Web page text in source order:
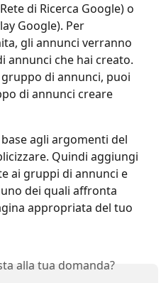
di Ricerca Google) o
Google). Per
gli annunci verranno
annunci che hai creato.
di annunci, puoi
di annunci creare
agli argomenti del
Quindi aggiungi
ai gruppi di annunci e
dei quali affronta
appropriata del tuo
alla tua domanda?